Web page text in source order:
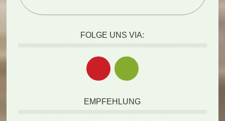
FOLGE UNS VIA:
EMPFEHLUNG